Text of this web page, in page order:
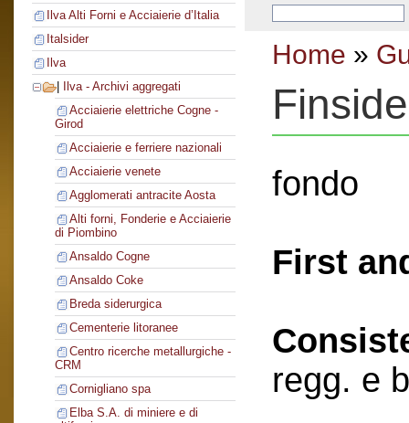
Ilva Alti Forni e Acciaierie d’Italia
Italsider
Ilva
Ilva - Archivi aggregati
Acciaierie elettriche Cogne -
Girod
Acciaierie e ferriere nazionali
Acciaierie venete
Agglomerati antracite Aosta
Alti forni, Fonderie e Acciaierie
di Piombino
Ansaldo Cogne
Ansaldo Coke
Breda siderurgica
Cementerie litoranee
Centro ricerche metallurgiche -
CRM
Cornigliano spa
Elba S.A. di miniere e di
Home »
fondo
First
regg. e